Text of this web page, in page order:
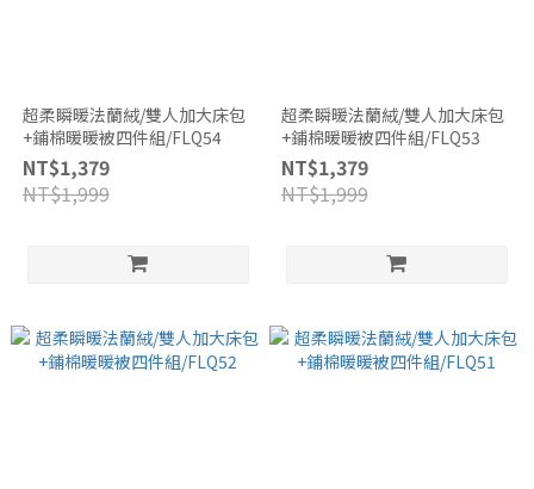
超柔瞬暖法蘭絨/雙人加大床包
+鋪棉暖暖被四件組/FLQ54
NT$1,379
NT$1,999
超柔瞬暖法蘭絨/雙人加大床包
+鋪棉暖暖被四件組/FLQ53
NT$1,379
NT$1,999